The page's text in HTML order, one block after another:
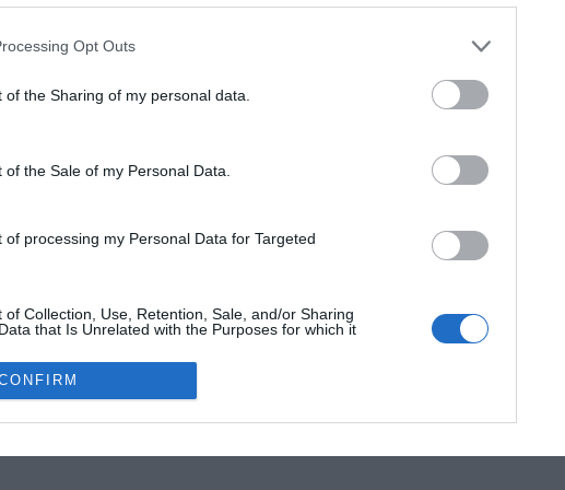
Opt Outs
of the Sharing of my personal data.
the Sale of my Personal Data.
of processing my Personal Data for Targeted
of Collection, Use, Retention, Sale, and/or Sharing
that Is Unrelated with the Purposes for which it
Respuestas Apensar
100 pics cheats
4 bilder 1 wort lösungen
4 images 1 mot
Games-helper.com
MOKSLON.LT © 2011
© 2011. Kopijuoti, dauginti bei platinti galima tik gavus Mokslon.lt